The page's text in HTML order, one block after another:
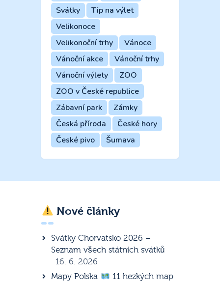
Svátky
Tip na výlet
Velikonoce
Velikonoční trhy
Vánoce
Vánoční akce
Vánoční trhy
Vánoční výlety
ZOO
ZOO v České republice
Zábavní park
Zámky
Česká příroda
České hory
České pivo
Šumava
Nové články
Svátky Chorvatsko 2026 –
Seznam všech státních svátků
16. 6. 2026
Mapy Polska
11 hezkých map